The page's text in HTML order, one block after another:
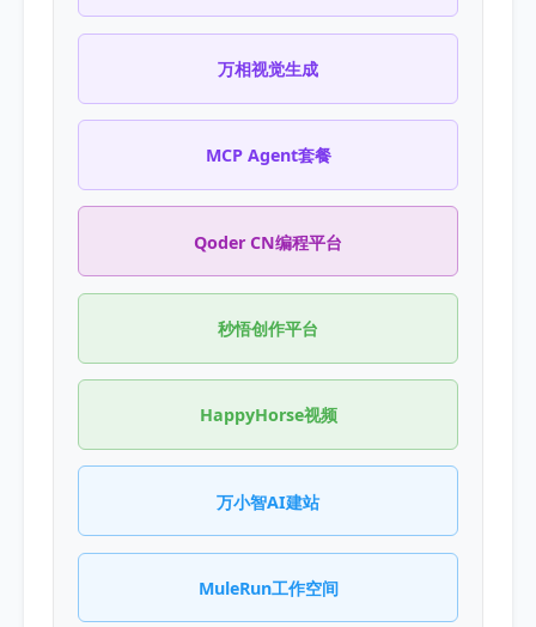
万相视觉生成
MCP Agent套餐
Qoder CN编程平台
秒悟创作平台
HappyHorse视频
万小智AI建站
MuleRun工作空间